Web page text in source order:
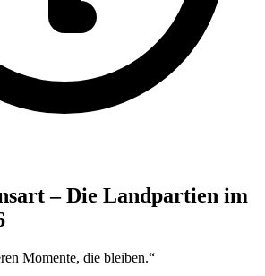
– Die Landpartien im
Momente, die bleiben.“